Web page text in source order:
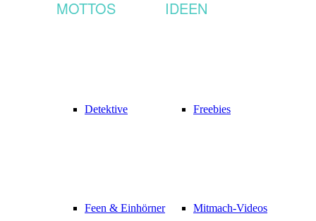
MOTTOS
Detektive
Feen & Einhörner
IDEEN
Freebies
Mitmach-Videos